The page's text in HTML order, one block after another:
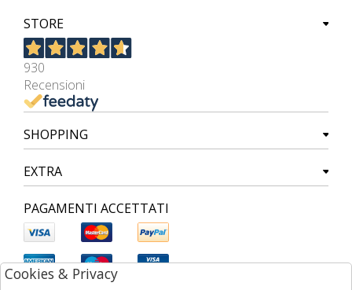
STORE
930
Recensioni
SHOPPING
EXTRA
PAGAMENTI ACCETTATI
Cookies & Privacy